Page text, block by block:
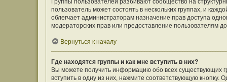
Группы пользователей разбивают сообщество на
пользователь может состоять в нескольких группах, и
облегчает администраторам назначение прав доступа
модераторских прав или предоставление пользователям
Вернуться к началу
Где находятся группы и как мне вступить в них?
Вы можете получить информацию обо всех существующих
вступить в одну из них, нажмите соответствующую